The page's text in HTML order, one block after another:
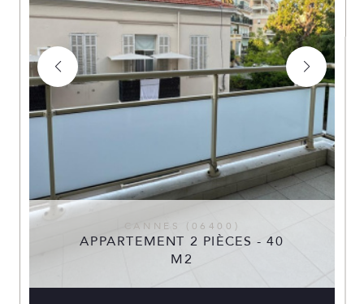
CANNES (06400)
APPARTEMENT 2 PIÈCES - 40
M2